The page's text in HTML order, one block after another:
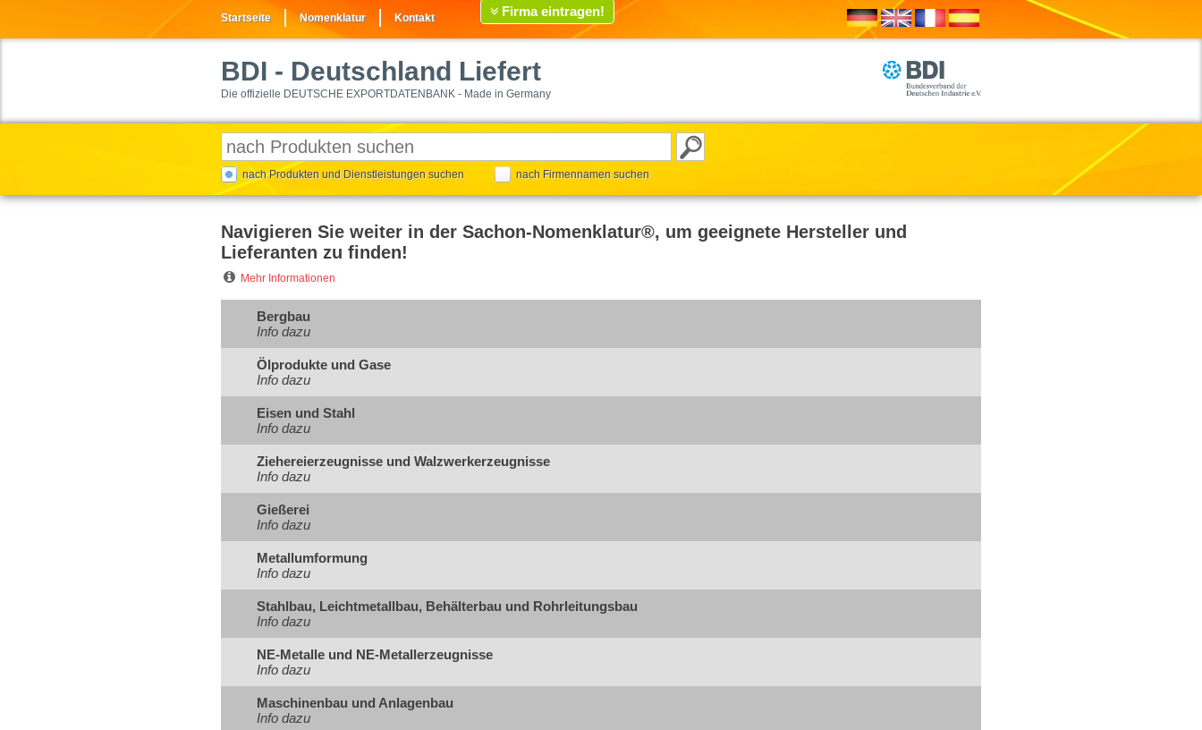
Startseite Nomenklatur Kontakt Firma eintragen!
BDI - Deutschland Liefert
Die offizielle DEUTSCHE EXPORTDATENBANK - Made in Germany
nach Produkten und Dienstleistungen suchen nach Firmennamen suchen
Navigieren Sie weiter in der Sachon-Nomenklatur®, um geeignete Hersteller und
Lieferanten zu finden!
Mehr Informationen
Bergbau
Info dazu
Ölprodukte und Gase
Info dazu
Eisen und Stahl
Info dazu
Ziehereierzeugnisse und Walzwerkerzeugnisse
Info dazu
Gießerei
Info dazu
Metallumformung
Info dazu
Stahlbau, Leichtmetallbau, Behälterbau und Rohrleitungsbau
Info dazu
NE-Metalle und NE-Metallerzeugnisse
Info dazu
Maschinenbau und Anlagenbau
Info dazu